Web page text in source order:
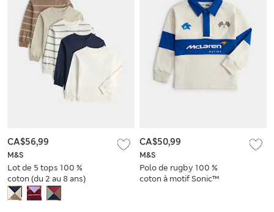
M&S
Lot de 5 tops 100 %
coton (du 2 au 8 ans)
CA$56,99
M&S
Polo de rugby 100 %
coton à motif Sonic™️
CA$50,99